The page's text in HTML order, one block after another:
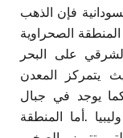
فإن الذهب
الصحراوية
على البحر
يتمركز المعدن
يوجد في جبال
.أما المنطقة